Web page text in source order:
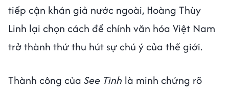
tiếp cận khán giả nước ngoài, Hoàng Thùy
Linh lại chọn cách để chính văn hóa Việt Nam
trở thành thứ thu hút sự chú ý của thế giới.
Thành công của See Tình là minh chứng rõ